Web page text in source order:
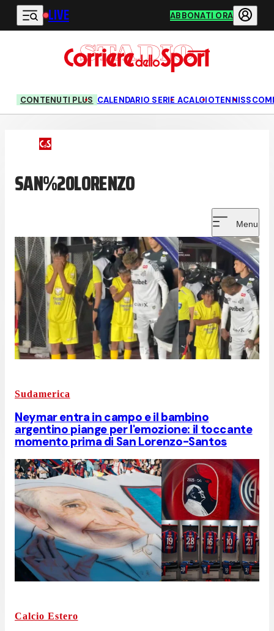
Vai al contenuto principale
LIVE ABBONATI ORA
CONTENUTI PLUS CALENDARIO SERIE ACALCIOTENNIS
SAN%20LORENZO
Menu
Sudamerica
Neymar entra in campo e il bambino
argentino piange per l'emozione: il toccante
momento prima di San Lorenzo-Santos
Calcio Estero